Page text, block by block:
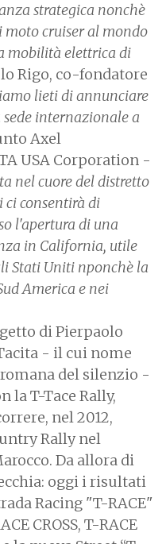
strategica nonchè
cruiser al mondo
mobilità elettrica di
Rigo, co-fondatore
lieti di annunciare
internazionale a
Axel
USA Corporation -
nel cuore del distretto
consentirà di
l'apertura di una
in California, utile
Stati Uniti nponchè la
America e nei
di Pierpaolo
- il cui nome
del silenzio -
la T-Tace Rally,
nel 2012,
Rally nel
Da allora di
oggi i risultati
Racing "T-RACE"
CROSS, T-RACE